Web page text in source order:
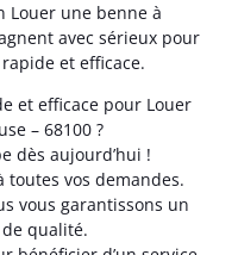
Louer une benne à
avec sérieux pour
et efficace.
et efficace pour Louer
– 68100 ?
dès aujourd’hui !
vos demandes.
vous garantissons un
qualité.